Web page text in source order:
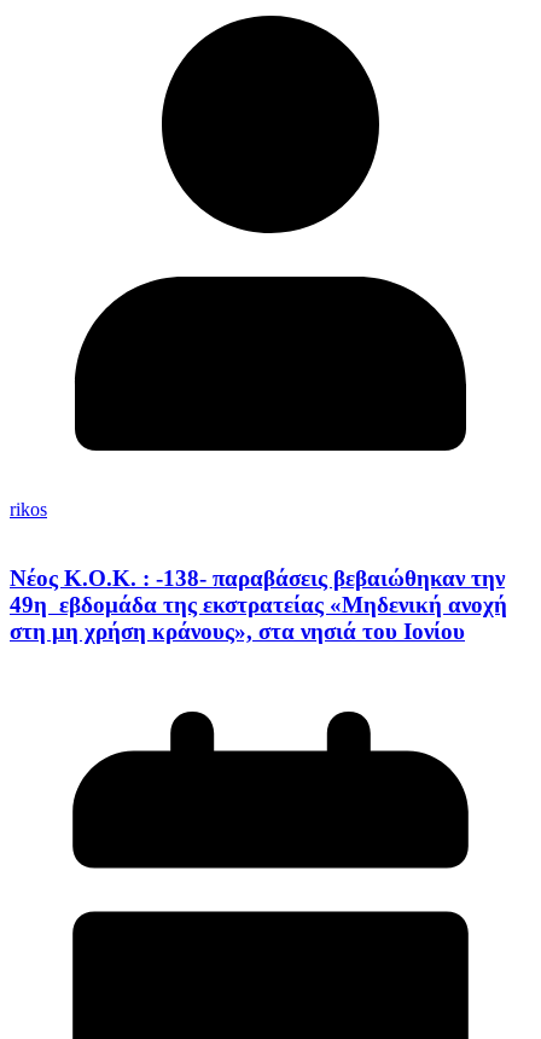
rikos
Νέος Κ.Ο.Κ. : -138- παραβάσεις βεβαιώθηκαν την
49η εβδομάδα της εκστρατείας «Μηδενική ανοχή
στη μη χρήση κράνους», στα νησιά του Ιονίου